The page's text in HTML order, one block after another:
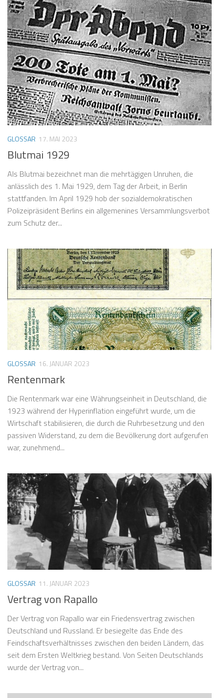
GLOSSAR 17. MAI 2023
Blutmai 1929
Als Blutmai bezeichnet man die mehrtägigen Unruhen, die
anlässlich des 1. Mai 1929, dem Tag der Arbeit, in Berlin
stattfanden. Im April 1929 hob der sozialdemokratischen
Polizeipräsident Berlins ein allgemenines Versammlungsverbot
zum Schutz der...
GLOSSAR 16. JANUAR 2023
Rentenmark
Die Rentenmark war eine Währungseinheit in Deutschland, die
1923 während der Hyperinflation eingeführt wurde, um die
Wirtschaft stabilisieren, die durch die Ruhrbesetzung und den
passiven Widerstand, zu dem die Bevölkerung dort aufgerufen
war, zunehmend...
GLOSSAR 11. JANUAR 2023
Vertrag von Rapallo
Der Vertrag von Rapallo war ein Friedensvertrag zwischen
Deutschland und Russland. Er besiegelte das Ende des
Feindschaftsverhältnisses zwischen den beiden Ländern, das
seit dem Ersten Weltkrieg bestand. Von Seiten Deutschlands
wurde der Vertrag von...